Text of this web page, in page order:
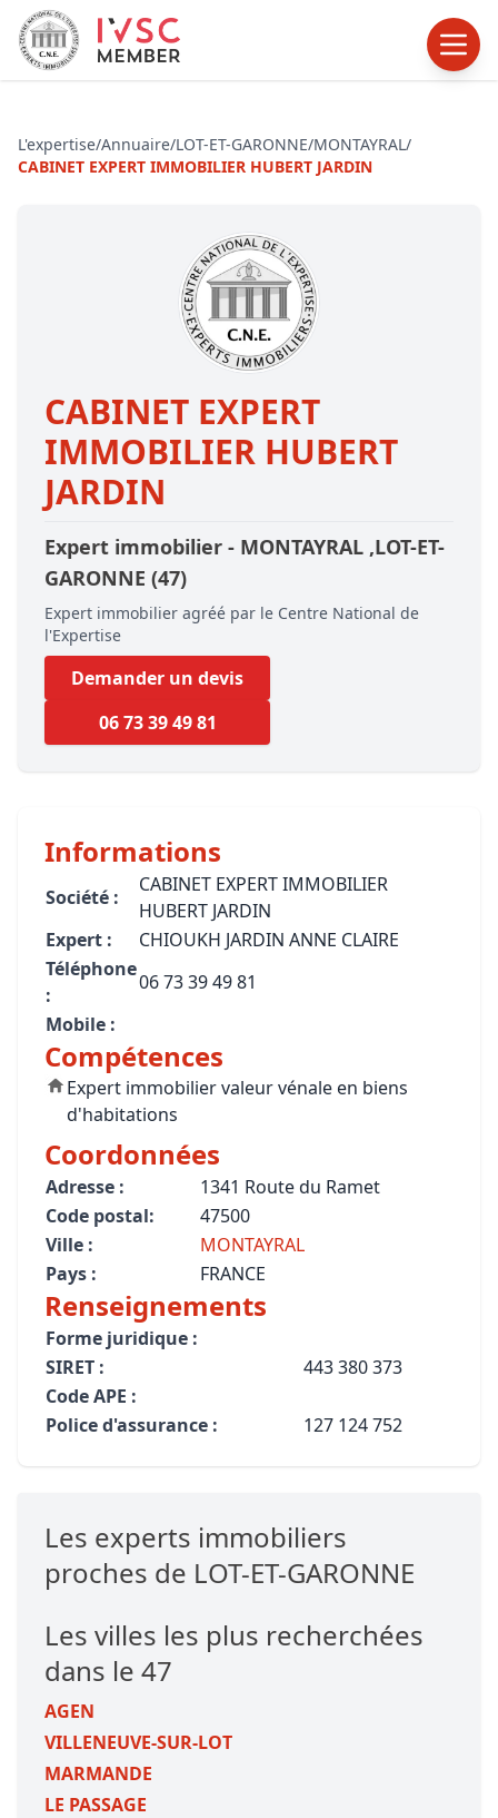
L'expertise/Annuaire/LOT-ET-GARONNE/MONTAYRAL/
CABINET EXPERT IMMOBILIER HUBERT JARDIN
CABINET EXPERT
IMMOBILIER HUBERT
JARDIN
Expert immobilier - MONTAYRAL ,LOT-ET-
GARONNE (47)
Expert immobilier agréé par le Centre National de
l'Expertise
Demander un devis
06 73 39 49 81
Informations
Société :
CABINET EXPERT IMMOBILIER
HUBERT JARDIN
Expert :
CHIOUKH JARDIN ANNE CLAIRE
Téléphone
:
06 73 39 49 81
Mobile :
Compétences
Expert immobilier valeur vénale en biens
d'habitations
Coordonnées
Adresse :
1341 Route du Ramet
Code postal:
47500
Ville :
MONTAYRAL
Pays :
FRANCE
Renseignements
Forme juridique :
SIRET :
443 380 373
Code APE :
Police d'assurance :
127 124 752
Les experts immobiliers
proches de LOT-ET-GARONNE
Les villes les plus recherchées
dans le 47
AGEN
VILLENEUVE-SUR-LOT
MARMANDE
LE PASSAGE